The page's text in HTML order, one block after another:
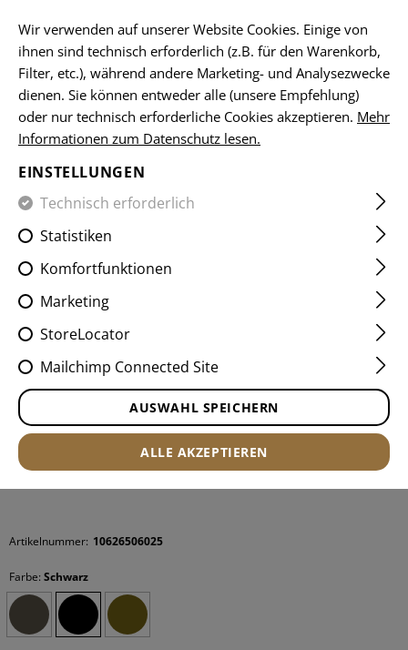
HOME KLEIDUNG JACKEN SOFTSHELL JACKEN
RAPAX SOFTSHELL JACKET
Artikelnummer: 10626506025
Farbe: Schwarz
Wir verwenden auf unserer Website Cookies. Einige von
ihnen sind technisch erforderlich (z.B. für den Warenkorb,
Filter, etc.), während andere Marketing- und Analysezwecke
dienen. Sie können entweder alle (unsere Empfehlung)
oder nur technisch erforderliche Cookies akzeptieren. Mehr
Informationen zum Datenschutz lesen.
EINSTELLUNGEN
Technisch erforderlich
Statistiken
Komfortfunktionen
Marketing
StoreLocator
Mailchimp Connected Site
AUSWAHL SPEICHERN
ALLE AKZEPTIEREN